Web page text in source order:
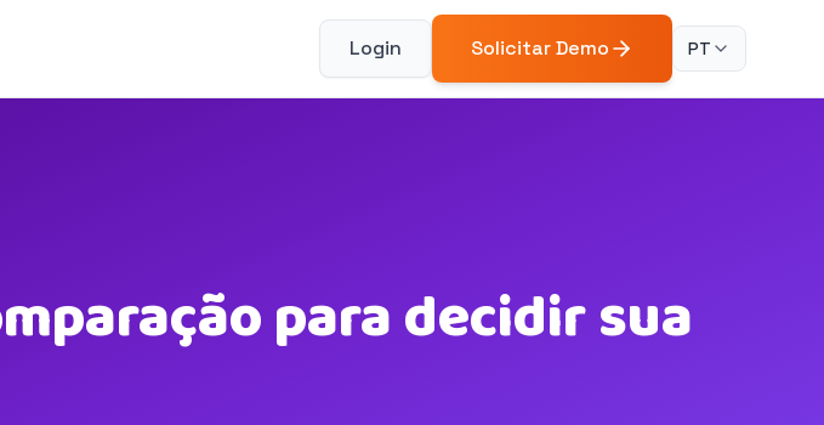
Login Solicitar Demo PT
para decidir sua